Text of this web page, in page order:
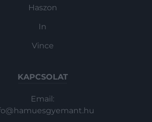
Haszon
In
Vince
KAPCSOLAT
Email: